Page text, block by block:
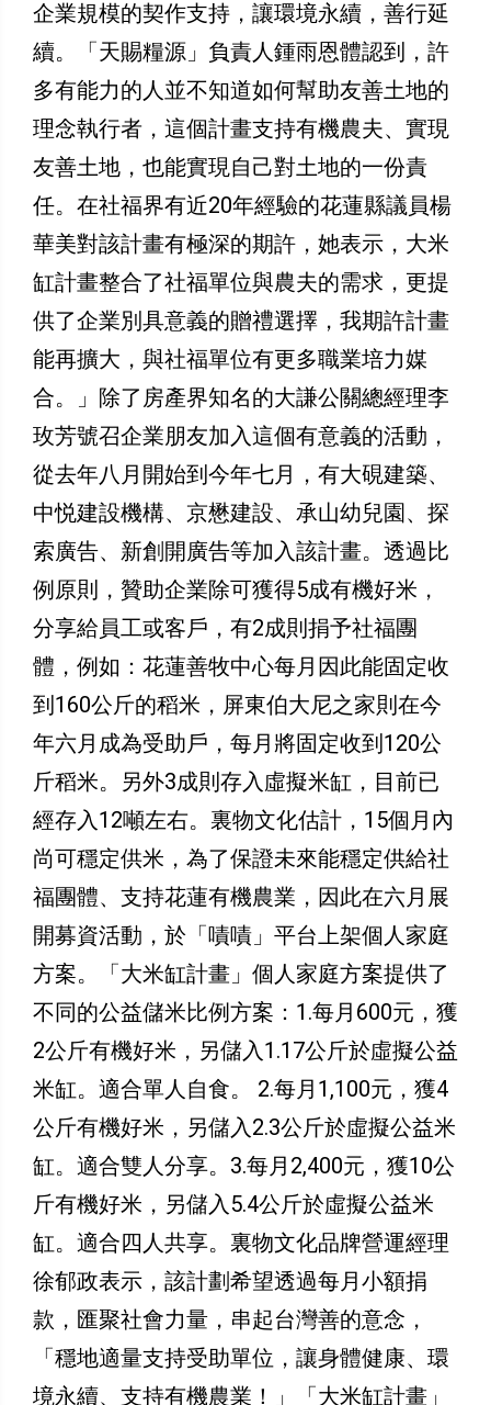
企業規模的契作支持，讓環境永續，善行延
續。「天賜糧源」負責人鍾雨恩體認到，許
多有能力的人並不知道如何幫助友善土地的
理念執行者，這個計畫支持有機農夫、實現
友善土地，也能實現自己對土地的一份責
任。在社福界有近20年經驗的花蓮縣議員楊
華美對該計畫有極深的期許，她表示，大米
缸計畫整合了社福單位與農夫的需求，更提
供了企業別具意義的贈禮選擇，我期許計畫
能再擴大，與社福單位有更多職業培力媒
合。」除了房產界知名的大謙公關總經理李
玫芳號召企業朋友加入這個有意義的活動，
從去年八月開始到今年七月，有大硯建築、
中悦建設機構、京懋建設、承山幼兒園、探
索廣告、新創開廣告等加入該計畫。透過比
例原則，贊助企業除可獲得5成有機好米，
分享給員工或客戶，有2成則捐予社福團
體，例如：花蓮善牧中心每月因此能固定收
到160公斤的稻米，屏東伯大尼之家則在今
年六月成為受助戶，每月將固定收到120公
斤稻米。另外3成則存入虛擬米缸，目前已
經存入12噸左右。裏物文化估計，15個月內
尚可穩定供米，為了保證未來能穩定供給社
福團體、支持花蓮有機農業，因此在六月展
開募資活動，於「嘖嘖」平台上架個人家庭
方案。「大米缸計畫」個人家庭方案提供了
不同的公益儲米比例方案：1.每月600元，獲
2公斤有機好米，另儲入1.17公斤於虛擬公益
米缸。適合單人自食。 2.每月1,100元，獲4
公斤有機好米，另儲入2.3公斤於虛擬公益米
缸。適合雙人分享。3.每月2,400元，獲10公
斤有機好米，另儲入5.4公斤於虛擬公益米
缸。適合四人共享。裏物文化品牌營運經理
徐郁政表示，該計劃希望透過每月小額捐
款，匯聚社會力量，串起台灣善的意念，
「穩地適量支持受助單位，讓身體健康、環
境永續、支持有機農業！」「大米缸計畫」